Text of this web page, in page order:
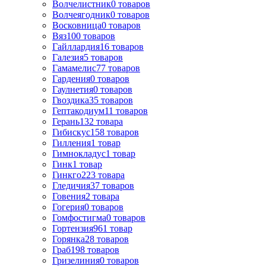
Волчелистник0 товаров
Волчеягодник0 товаров
Восковница0 товаров
Вяз100 товаров
Гайллардия16 товаров
Галезия5 товаров
Гамамелис77 товаров
Гардения0 товаров
Гаулнетия0 товаров
Гвоздика35 товаров
Гептакодиум11 товаров
Герань132 товара
Гибискус158 товаров
Гилления1 товар
Гимнокладус1 товар
Гинк1 товар
Гинкго223 товара
Гледичия37 товаров
Говения2 товара
Гогерия0 товаров
Гомфостигма0 товаров
Гортензия961 товар
Горянка28 товаров
Граб198 товаров
Гризелиния0 товаров